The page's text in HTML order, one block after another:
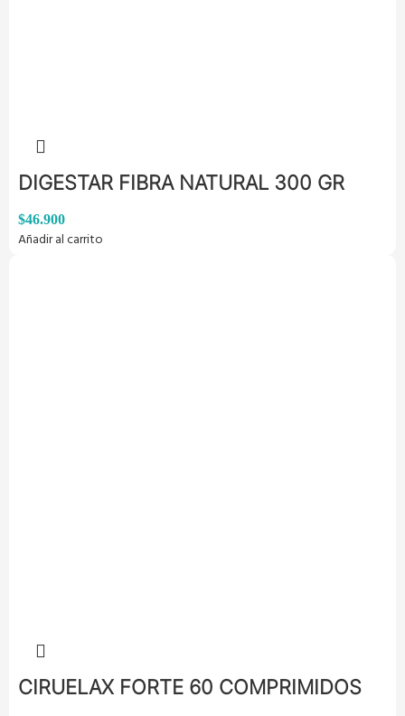
DIGESTAR FIBRA NATURAL 300 GR
$46.900
Añadir al carrito
CIRUELAX FORTE 60 COMPRIMIDOS